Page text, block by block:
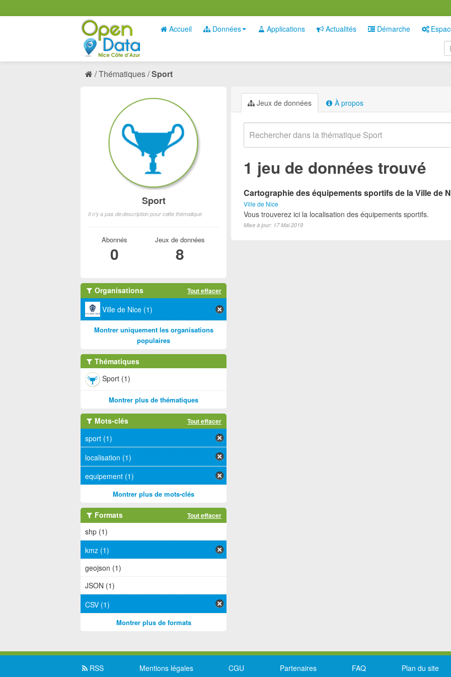
Accueil Données Applications Actualités Démarche
Thématiques Sport
Jeux de données À propos
1 jeu de données trouvé
Cartographie des équipements sportifs de la Ville de
Ville de Nice
Vous trouverez ici la localisation des équipements sportifs.
Mise à jour: 17 Mai 2019
Sport
Il n'y a pas de description pour cette thématique
Abonnés
0
Jeux de données
8
Organisations Tout effacer
Ville de Nice (1)
Montrer uniquement les organisations
populaires
Thématiques
Sport (1)
Montrer plus de thématiques
Mots-clés Tout effacer
sport (1)
localisation (1)
equipement (1)
Montrer plus de mots-clés
Formats Tout effacer
shp (1)
kmz (1)
geojson (1)
JSON (1)
CSV (1)
Montrer plus de formats
RSS Mentions légales CGU Partenaires FAQ Plan du site